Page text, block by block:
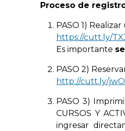
Proceso de
PASO 1) Realizar
https://cutt.ly/
Es importante
PASO 2)
http://cutt.ly/
PASO 3)
CURSOS Y
ingresar